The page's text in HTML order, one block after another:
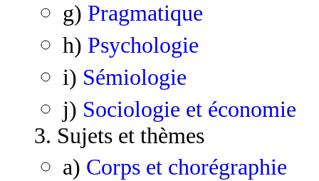
g) Pragmatique
h) Psychologie
i) Sémiologie
j) Sociologie et économie
3. Sujets et thèmes
a) Corps et chorégraphie